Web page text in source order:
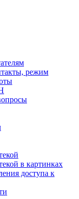
режим
в картинках
доступа к